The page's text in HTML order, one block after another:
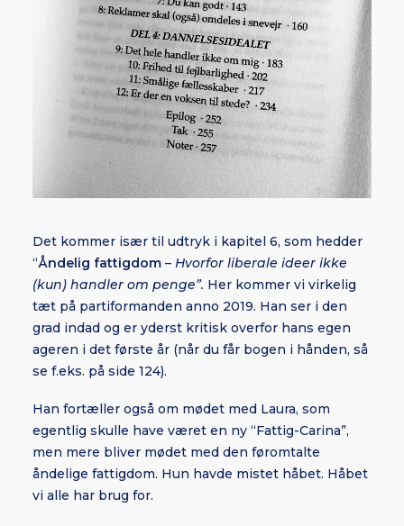
Det kommer især til udtryk i kapitel 6, som hedder
“Åndelig fattigdom – Hvorfor liberale ideer ikke
(kun) handler om penge”. Her kommer vi virkelig
tæt på partiformanden anno 2019. Han ser i den
grad indad og er yderst kritisk overfor hans egen
ageren i det første år (når du får bogen i hånden, så
se f.eks. på side 124).
Han fortæller også om mødet med Laura, som
egentlig skulle have været en ny “Fattig-Carina”,
men mere bliver mødet med den føromtalte
åndelige fattigdom. Hun havde mistet håbet. Håbet
vi alle har brug for.